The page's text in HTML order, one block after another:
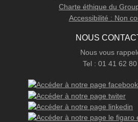
Charte éthique du
Accessibilité : Non
NOUS
Nous vous
Tel : 01 41 62 80